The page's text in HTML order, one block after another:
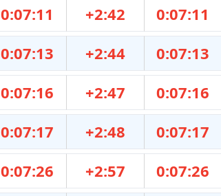
0:07:11 +2:42 0:07:11
0:07:13 +2:44 0:07:13
0:07:16 +2:47 0:07:16
0:07:17 +2:48 0:07:17
0:07:26 +2:57 0:07:26